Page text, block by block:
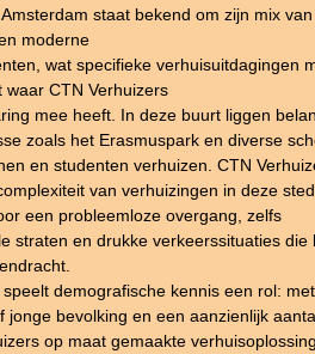
staat bekend om zijn mix
moderne
wat specifieke verhuisuitdagingen
waar CTN Verhuizers
mee heeft. In deze buurt liggen
zoals het Erasmuspark en diverse
en studenten verhuizen. CTN
van verhuizingen in deze
een probleemloze overgang, zelfs
straten en drukke verkeerssituaties die
demografische kennis een rol: met
jonge bevolking en een aanzienlijk
op maat gemaakte